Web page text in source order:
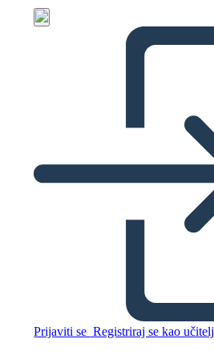
Prijaviti se Registriraj se kao učitelj